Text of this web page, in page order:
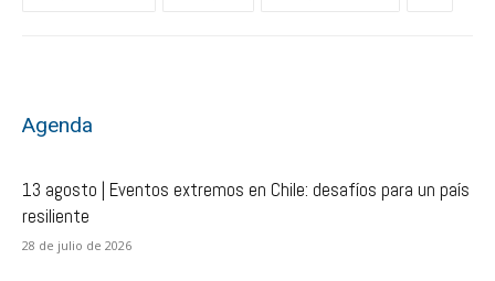
Agenda
13 agosto | Eventos extremos en Chile: desafíos para un país
resiliente
28 de julio de 2026